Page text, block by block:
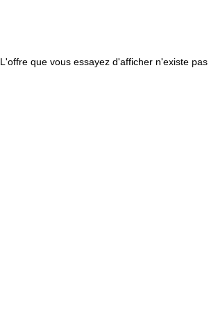
L'offre que vous essayez d'afficher n'existe